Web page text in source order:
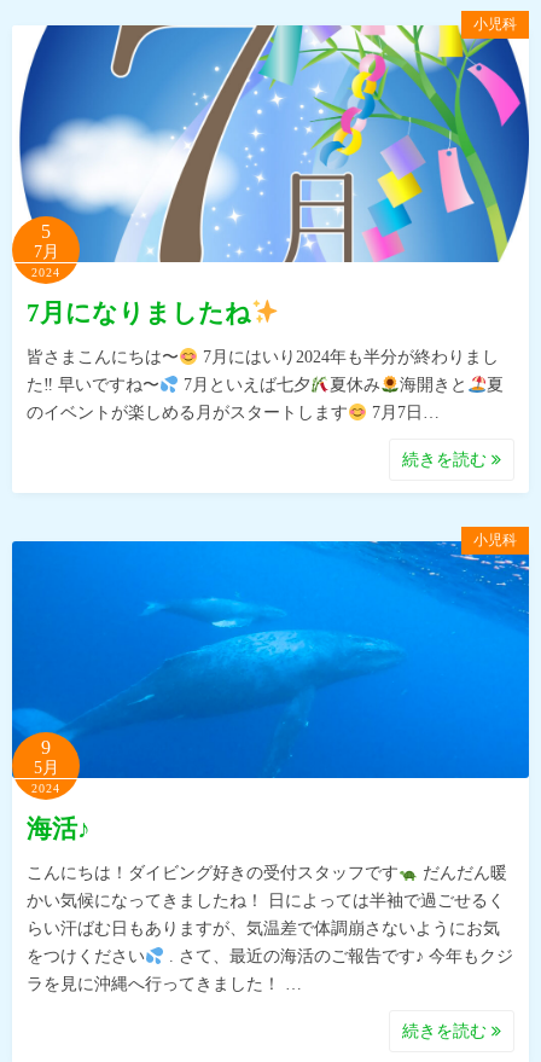
小児科
5
7月
2024
7月になりましたね
皆さまこんにちは〜
7月にはいり2024年も半分が終わりまし
た‼︎ 早いですね〜
7月といえば七夕 夏休み 海開きと
夏
のイベントが楽しめる月がスタートします
7月7日…
続きを読む
小児科
9
5月
2024
海活♪
こんにちは！ダイビング好きの受付スタッフです
だんだん暖
かい気候になってきましたね！ 日によっては半袖で過ごせるく
らい汗ばむ日もありますが、気温差で体調崩さないようにお気
をつけください
. さて、最近の海活のご報告です♪ 今年もクジ
ラを見に沖縄へ行ってきました！ …
続きを読む